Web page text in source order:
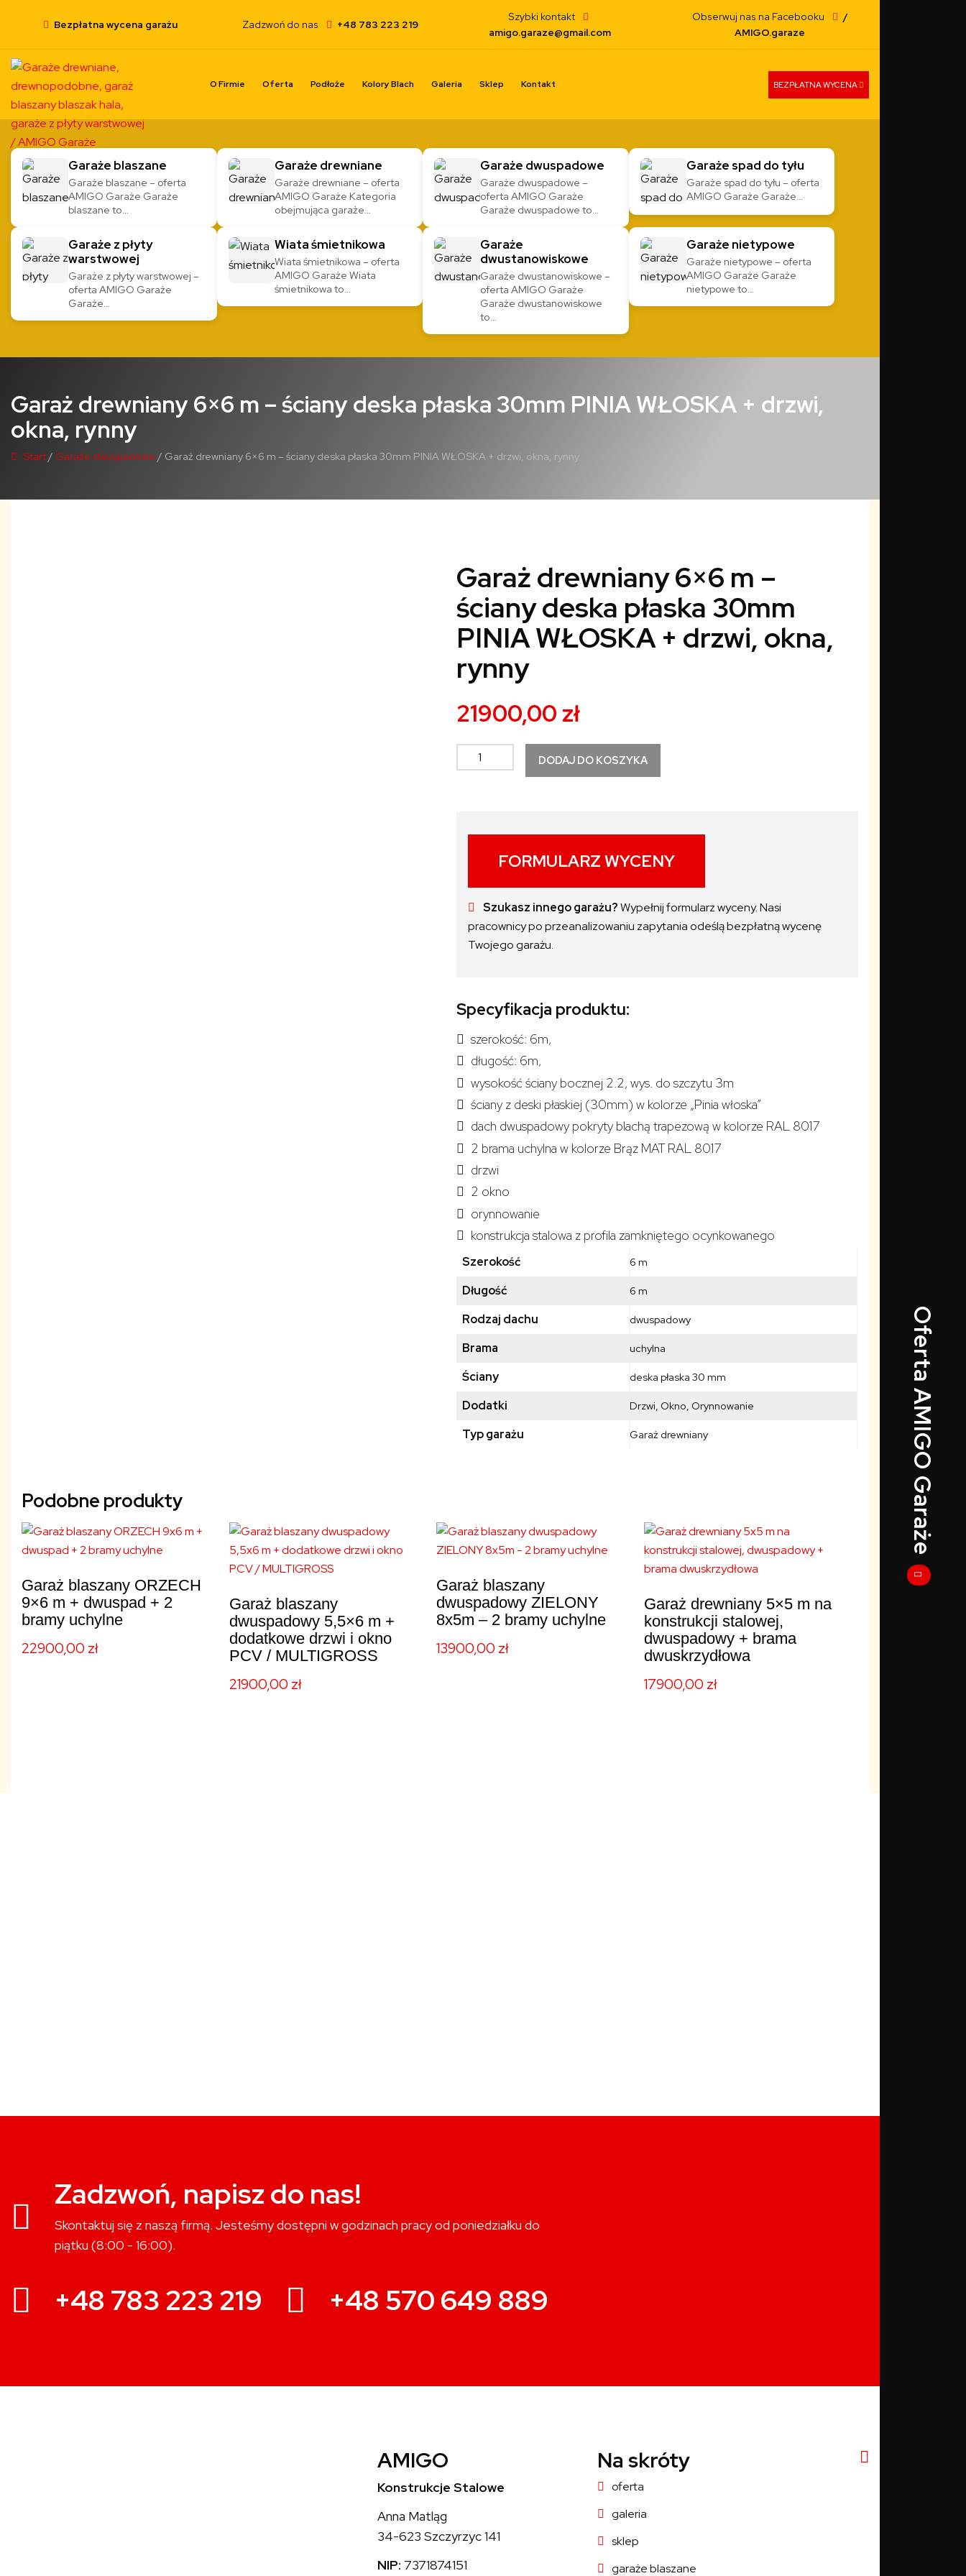
Oferta AMIGO Garaże
Bezpłatna wycena garażu Zadzwoń do nas +48 783 223 219
Szybki kontakt
amigo.garaze@gmail.com
Obserwuj nas na Facebooku
/
AMIGO.garaze
O Firmie Oferta Podłoże Kolory Blach Galeria Sklep Kontakt BEZPŁATNA WYCENA
Garaże blaszane
Garaże blaszane – oferta
AMIGO Garaże Garaże
blaszane to…
Garaże drewniane
Garaże drewniane – oferta
AMIGO Garaże Kategoria
obejmująca garaże…
Garaże dwuspadowe
Garaże dwuspadowe –
oferta AMIGO Garaże
Garaże dwuspadowe to…
Garaże spad do tyłu
Garaże spad do tyłu – oferta
AMIGO Garaże Garaże…
Garaże z płyty
warstwowej
Garaże z płyty warstwowej –
oferta AMIGO Garaże
Garaże…
Wiata śmietnikowa
Wiata śmietnikowa – oferta
AMIGO Garaże Wiata
śmietnikowa to…
Garaże
dwustanowiskowe
Garaże dwustanowiskowe –
oferta AMIGO Garaże
Garaże dwustanowiskowe
to…
Garaże nietypowe
Garaże nietypowe – oferta
AMIGO Garaże Garaże
nietypowe to…
Garaż drewniany 6×6 m – ściany deska płaska 30mm PINIA WŁOSKA + drzwi,
okna, rynny
Start / Garaże dwuspadowe / Garaż drewniany 6×6 m – ściany deska płaska 30mm PINIA WŁOSKA + drzwi, okna, rynny
Garaż drewniany 6×6 m –
ściany deska płaska 30mm
PINIA WŁOSKA + drzwi, okna,
rynny
21900,00 zł
ilość
Garaż
płaska
PINIA
okna,
rynny
DODAJ DO KOSZYKA
FORMULARZ WYCENY
Szukasz innego garażu?Wypełnij formularz wyceny. Nasi
pracownicy po przeanalizowaniu zapytania odeślą bezpłatną wycenę
Twojego garażu.
Specyfikacja produktu:
szerokość: 6m,
długość: 6m,
wysokość ściany bocznej 2.2, wys. do szczytu 3m
ściany z deski płaskiej (30mm) w kolorze „Pinia włoska”
dach dwuspadowy pokryty blachą trapezową w kolorze RAL 8017
2 brama uchylna w kolorze Brąz MAT RAL 8017
drzwi
2 okno
orynnowanie
konstrukcja stalowa z profila zamkniętego ocynkowanego
Szerokość 6 m
Długość 6 m
Rodzaj dachu dwuspadowy
Brama uchylna
Ściany deska płaska 30 mm
Dodatki Drzwi, Okno, Orynnowanie
Typ garażu Garaż drewniany
Podobne produkty
Garaż blaszany ORZECH
9×6 m + dwuspad + 2
bramy uchylne
22900,00 zł
Garaż blaszany
dwuspadowy 5,5×6 m +
dodatkowe drzwi i okno
PCV / MULTIGROSS
21900,00 zł
Garaż blaszany
dwuspadowy ZIELONY
8x5m – 2 bramy uchylne
13900,00 zł
Garaż drewniany 5×5 m na
konstrukcji stalowej,
dwuspadowy + brama
dwuskrzydłowa
17900,00 zł
Zadzwoń, napisz do nas!
Skontaktuj się z naszą firmą. Jesteśmy dostępni w godzinach pracy od poniedziałku do
piątku (8:00 - 16:00).
+48 783 223 219 +48 570 649 889
AMIGO
Konstrukcje Stalowe
Anna Matląg
34-623 Szczyrzyc 141
NIP: 7371874151
Na skróty
oferta
galeria
sklep
garaże blaszane